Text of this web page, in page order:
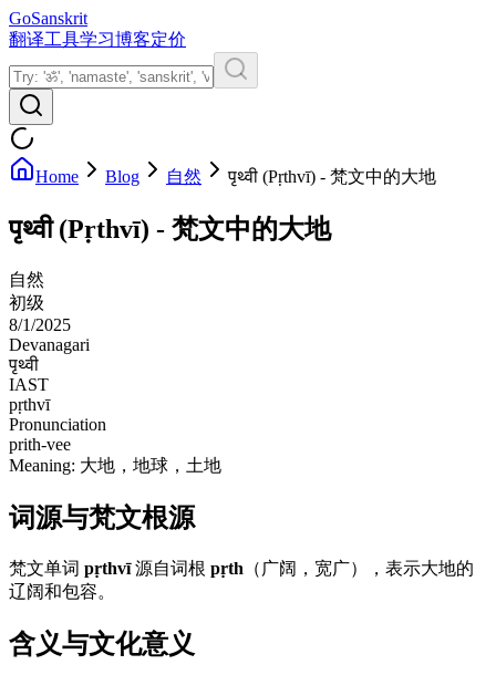
GoSanskrit
翻译工具学习博客定价
Home Blog 自然 पृथ्वी (Pṛthvī) - 梵文中的大地
पृथ्वी (Pṛthvī) - 梵文中的大地
自然
初级
8/1/2025
Devanagari
पृथ्वी
IAST
pṛthvī
Pronunciation
prith-vee
Meaning: 大地，地球，土地
词源与梵文根源
梵文单词 pṛthvī源自词根 pṛth （广阔，宽广），表示大地的
辽阔和包容。
含义与文化意义